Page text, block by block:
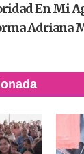
En Mi
Adriana